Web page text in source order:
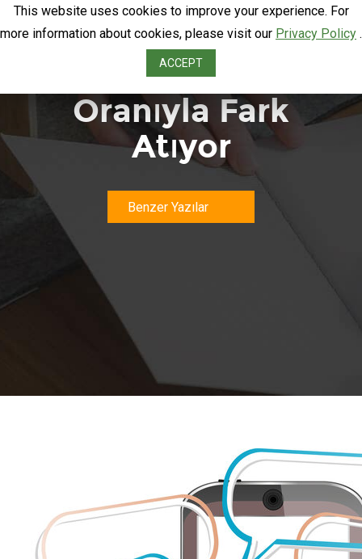
SMS Okunma
Oranıyla Fark
Atıyor
Benzer Yazılar
This website uses cookies to improve your experience. For
more information about cookies, please visit our Privacy Policy .
ACCEPT